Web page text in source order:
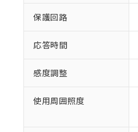
保護回路
応答時間
感度調整
使用周囲照度